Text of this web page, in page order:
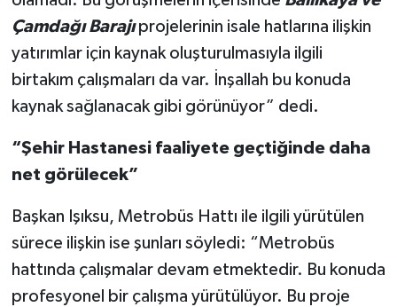
Çamdağı Barajıprojelerinin isale hatlarına ilişkin
yatırımlar için kaynak oluşturulmasıyla ilgili
birtakım çalışmaları da var. İnşallah bu konuda
kaynak sağlanacak gibi görünüyor” dedi.
“Şehir Hastanesi faaliyete geçtiğinde daha
net görülecek”
Başkan Işıksu, Metrobüs Hattı ile ilgili yürütülen
sürece ilişkin ise şunları söyledi: “Metrobüs
hattında çalışmalar devam etmektedir. Bu konuda
profesyonel bir çalışma yürütülüyor. Bu proje